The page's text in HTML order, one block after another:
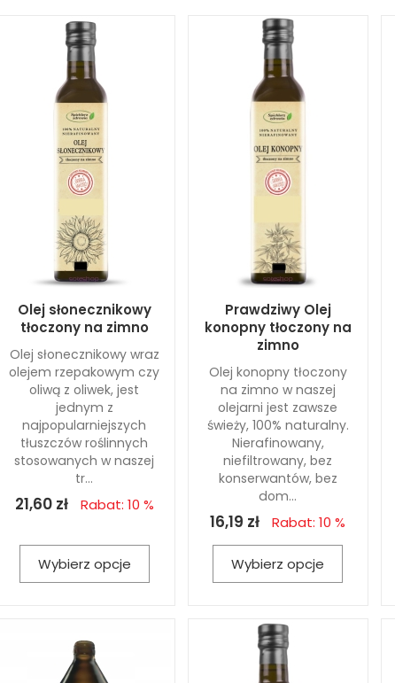
Olej słonecznikowy
tłoczony na zimno
Olej słonecznikowy wraz
olejem rzepakowym czy
oliwą z oliwek, jest
jednym z
najpopularniejszych
tłuszczów roślinnych
stosowanych w naszej
tr...
21,60 zł Rabat: 10 %
Wybierz opcje
Prawdziwy Olej
konopny tłoczony na
zimno
Olej konopny tłoczony
na zimno w naszej
olejarni jest zawsze
świeży, 100% naturalny.
Nierafinowany,
niefiltrowany, bez
konserwantów, bez
dom...
16,19 zł Rabat: 10 %
Wybierz opcje